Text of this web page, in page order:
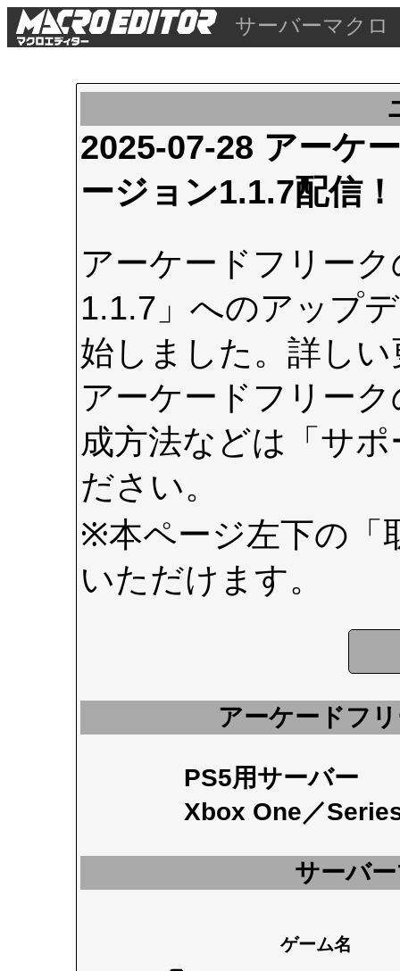
サーバーマクロ
2025-07-28 アーケ
ージョン1.1.7配信！
アーケードフリー
1.1.7」へのアップ
始しました。詳し
アーケードフリー
成方法などは 「サ
ださい。
※本ページ左下の
いただけます。
アーケードフ
PS5用サーバー
Xbox One／
サーバ
ゲーム名